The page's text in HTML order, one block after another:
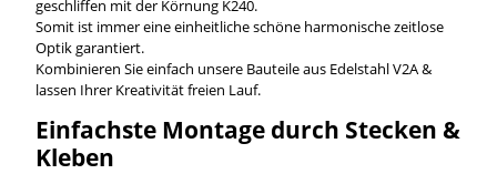
geschliffen mit der Körnung K240.
Somit ist immer eine einheitliche schöne harmonische zeitlose
Optik garantiert.
Kombinieren Sie einfach unsere Bauteile aus Edelstahl V2A &
lassen Ihrer Kreativität freien Lauf.
Einfachste Montage durch Stecken &
Kleben